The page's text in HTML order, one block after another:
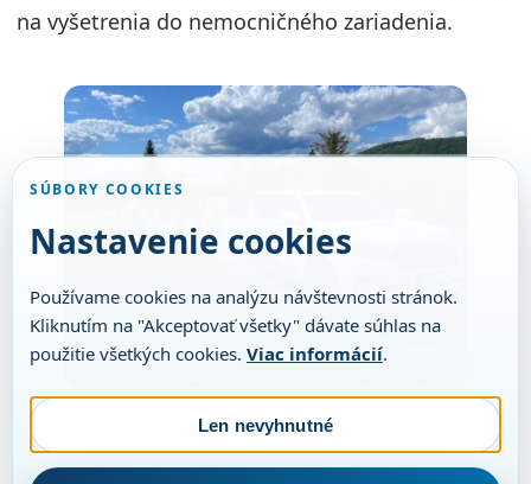
na vyšetrenia do nemocničného zariadenia.
SÚBORY COOKIES
Nastavenie cookies
Používame cookies na analýzu návštevnosti stránok.
Kliknutím na "Akceptovať všetky" dávate súhlas na
použitie všetkých cookies. Viac informácií.
Len nevyhnutné